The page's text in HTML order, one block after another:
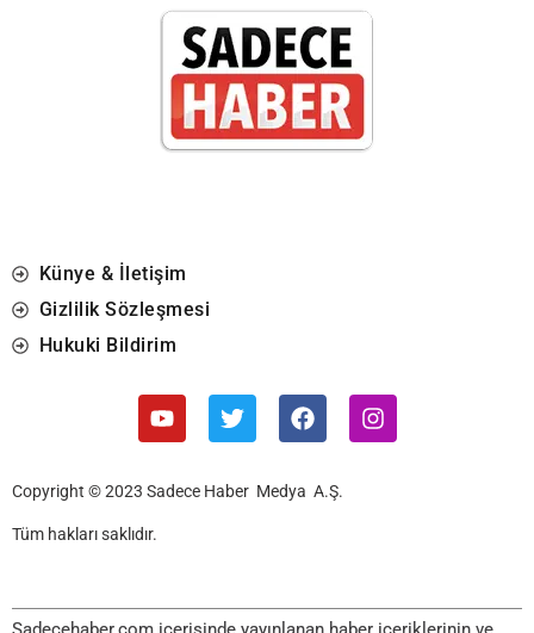
Künye & İletişim
Gizlilik Sözleşmesi
Hukuki Bildirim
Copyright © 2023 Sadece Haber Medya A.Ş.
Tüm hakları saklıdır.